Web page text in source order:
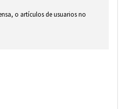
o artículos de usuarios no